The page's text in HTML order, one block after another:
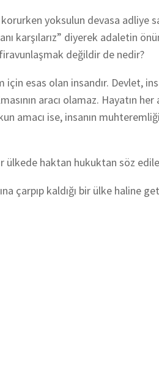
yoksulun devasa adliye
karşılarız” diyerek adaletin
değildir de nedir?
esas olan insandır. Devlet,
aracı olamaz. Hayatın her
amacı ise, insanın
ülkede haktan hukuktan söz
çarpıp kaldığı bir ülke haline